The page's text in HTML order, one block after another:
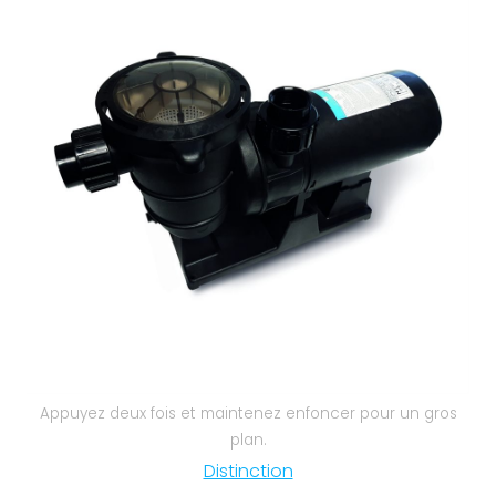
Appuyez deux fois et maintenez enfoncer pour un gros
plan.
Distinction